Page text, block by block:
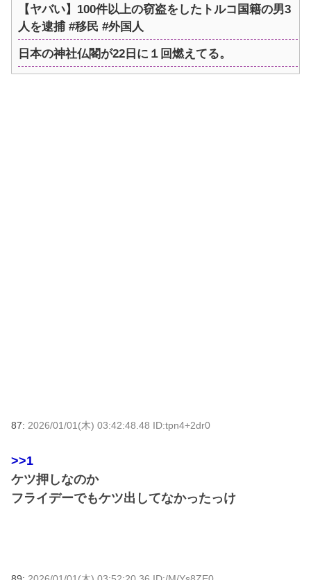
【ヤバい】100件以上の窃盗をしたトルコ国籍の男3
人を逮捕 #移民 #外国人
日本の神社仏閣が22日に１回燃えてる。
87: 2026/01/01(木) 03:42:48.48 ID:tpn4+2dr0
>>1
ケツ押しなのか
フライデーでもケツ出してなかったっけ